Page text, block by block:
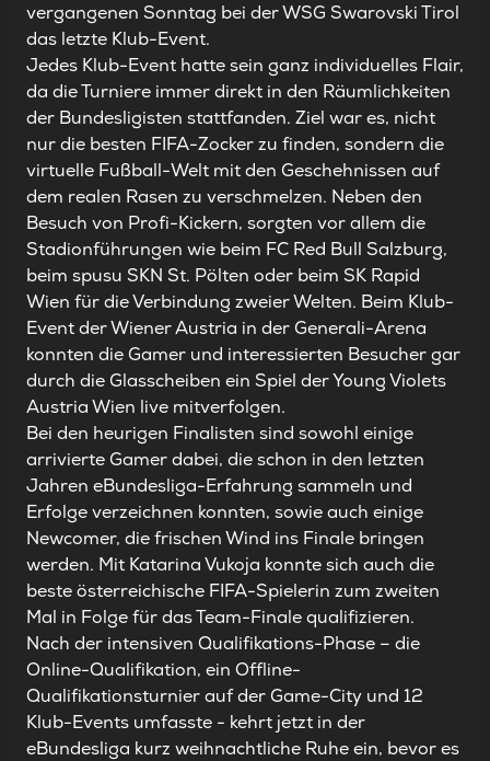
vergangenen Sonntag bei der WSG Swarovski Tirol
das letzte Klub-Event.
Jedes Klub-Event hatte sein ganz individuelles Flair,
da die Turniere immer direkt in den Räumlichkeiten
der Bundesligisten stattfanden. Ziel war es, nicht
nur die besten FIFA-Zocker zu finden, sondern die
virtuelle Fußball-Welt mit den Geschehnissen auf
dem realen Rasen zu verschmelzen. Neben den
Besuch von Profi-Kickern, sorgten vor allem die
Stadionführungen wie beim FC Red Bull Salzburg,
beim spusu SKN St. Pölten oder beim SK Rapid
Wien für die Verbindung zweier Welten. Beim Klub-
Event der Wiener Austria in der Generali-Arena
konnten die Gamer und interessierten Besucher gar
durch die Glasscheiben ein Spiel der Young Violets
Austria Wien live mitverfolgen.
Bei den heurigen Finalisten sind sowohl einige
arrivierte Gamer dabei, die schon in den letzten
Jahren eBundesliga-Erfahrung sammeln und
Erfolge verzeichnen konnten, sowie auch einige
Newcomer, die frischen Wind ins Finale bringen
werden. Mit Katarina Vukoja konnte sich auch die
beste österreichische FIFA-Spielerin zum zweiten
Mal in Folge für das Team-Finale qualifizieren.
Nach der intensiven Qualifikations-Phase – die
Online-Qualifikation, ein Offline-
Qualifikationsturnier auf der Game-City und 12
Klub-Events umfasste - kehrt jetzt in der
eBundesliga kurz weihnachtliche Ruhe ein, bevor es